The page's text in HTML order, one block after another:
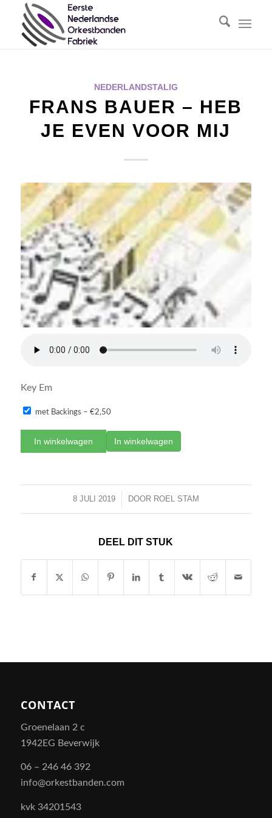
NEDERLANDSTALIG
FRANS BAUER – HEB
JE EVEN VOOR MIJ
Key Em
met Backings – €2,50
In winkelwagen
8 JULI 2019
/ DOOR ROEL STAM
DEEL DIT STUK
CONTACT
Groenelaan 2 c
1942EG Beverwijk
06 – 246 46 392
info@orkestbanden.com
kvk 34201543